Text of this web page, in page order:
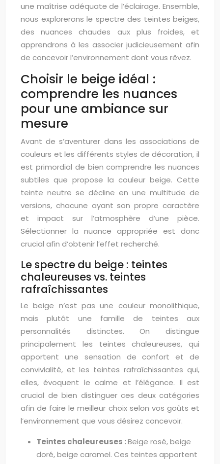
une maîtrise adéquate de l’éclairage. Ensemble,
nous explorerons le spectre des teintes beiges,
des nuances chaudes aux plus froides, et
apprendrons à les associer judicieusement afin
de concevoir l’environnement dont vous rêvez.
Choisir le beige idéal :
comprendre les nuances
pour une ambiance sur
mesure
Avant de s’aventurer dans les associations de
couleurs et les différents styles de décoration, il
est primordial de bien comprendre les nuances
subtiles que propose la couleur beige. Cette
teinte neutre se décline en une multitude de
versions, chacune ayant son propre caractère
et impact sur l’atmosphère d’une pièce.
Sélectionner la nuance appropriée est donc
crucial afin d’obtenir l’effet recherché.
Le spectre du beige : teintes
chaleureuses vs. teintes
rafraîchissantes
Le beige n’est pas une couleur monolithique,
mais plutôt une famille de teintes aux
personnalités distinctes. On distingue
principalement les teintes chaleureuses, qui
apportent une sensation de confort et de
convivialité, et les teintes rafraîchissantes qui,
elles, évoquent le calme et l’élégance. Il est
crucial de bien distinguer ces deux catégories
afin de faire le meilleur choix selon vos goûts et
l’environnement que vous désirez concevoir.
Teintes chaleureuses :Beige rosé, beige
doré, beige caramel. Ces teintes apportent